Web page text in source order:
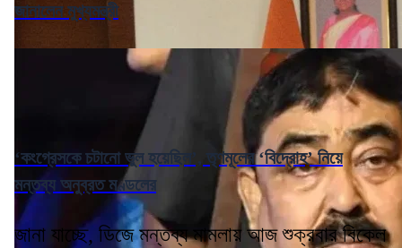
জানালেন মুখ্যমন্ত্রী
‘কংগ্রেসকে চটানো ভুল হয়েছিল’, তৃণমূলের ‘বিদ্রোহ’ নিয়ে
মন্তব্য অনুব্রত মণ্ডলের
জানা যাচ্ছে, ডিজে মন্তব্য মামলায় আজ শুক্রবার বিকেল